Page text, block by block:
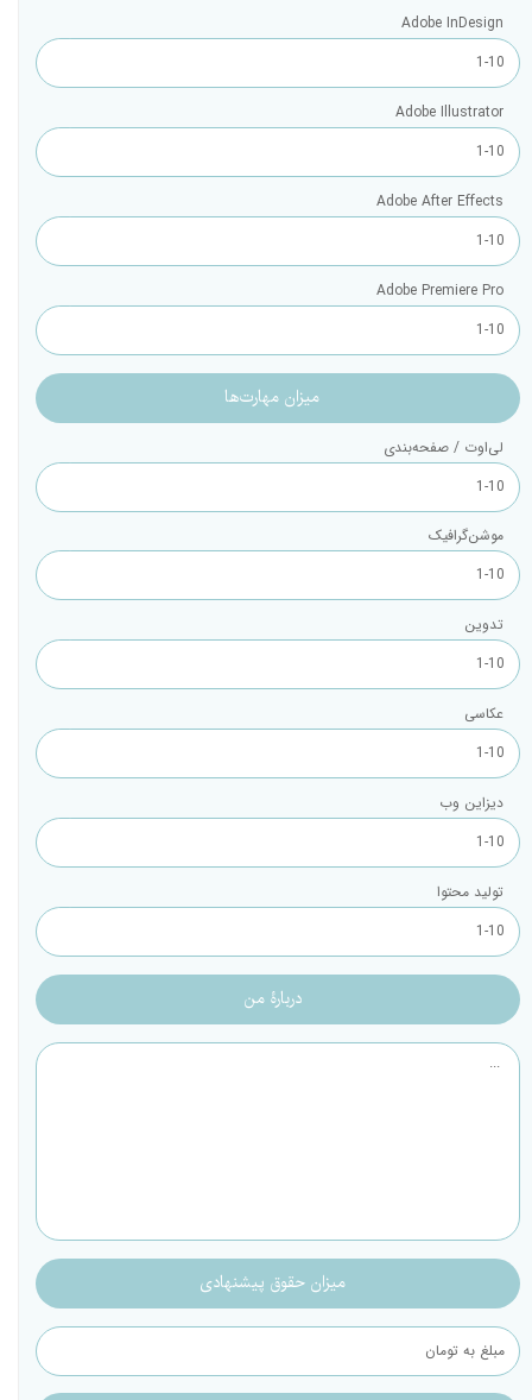
Adobe InDesign
Adobe Illustrator
Adobe After Effects
Adobe Premiere Pro
لی‌اوت / صفحه‌بندی
موشن‌گرافیک
تدوین
عکاسی
دیزاین وب
تولید محتوا